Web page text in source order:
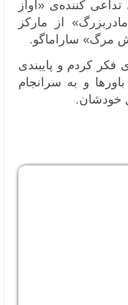
کننده‌ی «آواز
از مارکز
مرگ» ساراماگو.
فکر کردم و پایبندی
و به سرانجام
خودشان.